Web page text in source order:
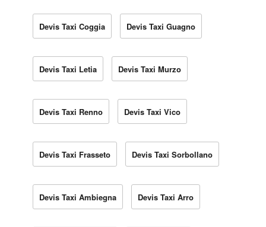
Devis Taxi Coggia Devis Taxi Guagno
Devis Taxi Letia Devis Taxi Murzo
Devis Taxi Renno Devis Taxi Vico
Devis Taxi Frasseto Devis Taxi Sorbollano
Devis Taxi Ambiegna Devis Taxi Arro